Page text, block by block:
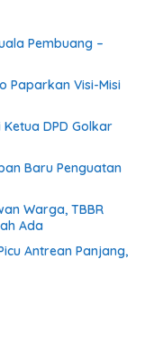
Pembuang –
Paparkan Visi-Misi
DPD Golkar
Baru Penguatan
Warga, TBBR
Ada
Antrean Panjang,